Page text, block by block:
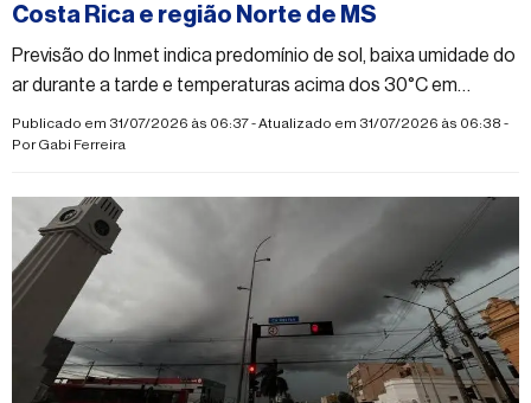
Costa Rica e região Norte de MS
Previsão do Inmet indica predomínio de sol, baixa umidade do
ar durante a tarde e temperaturas acima dos 30°C em
municípios da região
Publicado em 31/07/2026 às 06:37 - Atualizado em 31/07/2026 às 06:38 -
PorGabi Ferreira